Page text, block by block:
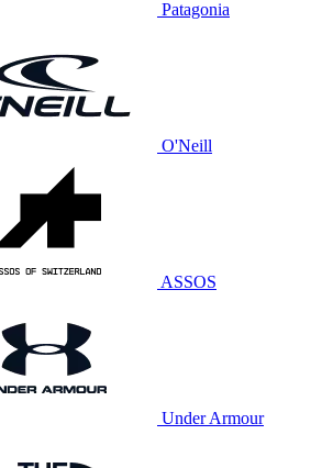
Patagonia
O'Neill
ASSOS
Under Armour